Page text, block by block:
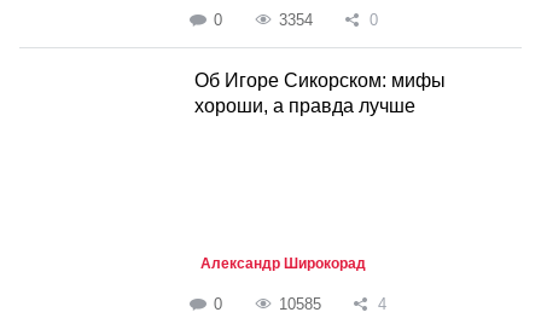
0 3354 0
Об Игоре Сикорском: мифы
хороши, а правда лучше
Александр Широкорад
0 10585 4